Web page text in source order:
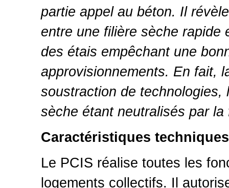
partie appel au béton. Il
entre une filière sèche rapide
des étais empêchant une
approvisionnements. En fait,
soustraction de
sèche étant neutralisés par la
Caractéristiques techniques
Le PCIS réalise toutes les
logements collectifs. Il